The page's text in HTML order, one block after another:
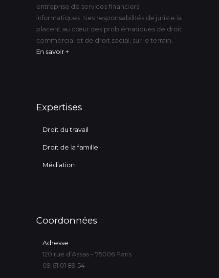
entreprise de services financiers
informatiques. Ses responsabilités de juriste la
placent au cœur des problématiques de droit
commercial et de droit social, sur le terrain.
En savoir +
Expertises
Droit du travail
Droit de la famille
Médiation
Coordonnées
Adresse
120 rue d’Assas – 75006 Paris
09 61 01 89 54